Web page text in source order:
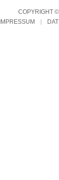
COPYRIGHT
IMPRESSUM